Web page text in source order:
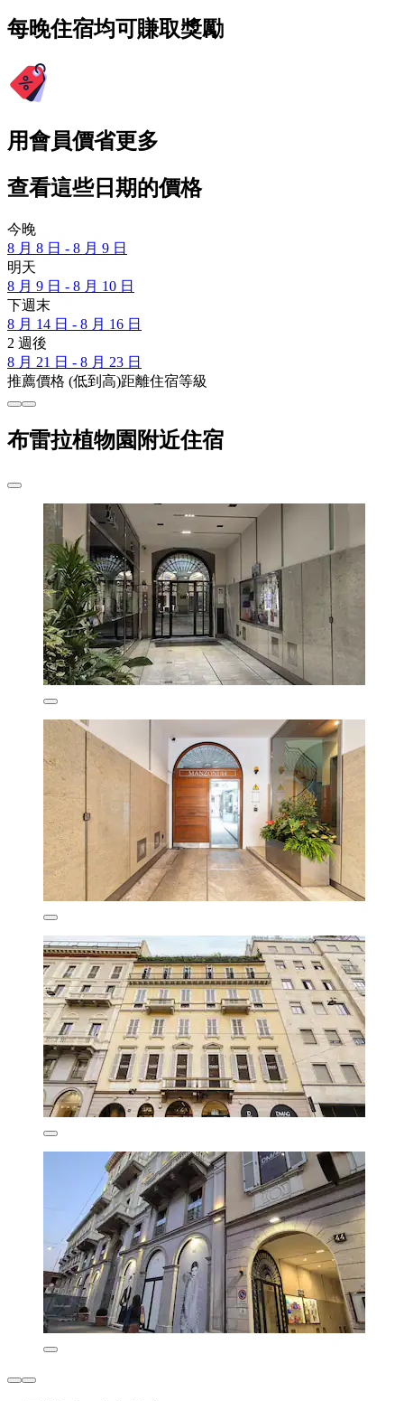
每晚住宿均可賺取獎勵
用會員價省更多
查看這些日期的價格
今晚
8 月 8 日 - 8 月 9 日
明天
8 月 9 日 - 8 月 10 日
下週末
8 月 14 日 - 8 月 16 日
2 週後
8 月 21 日 - 8 月 23 日
推薦價格 (低到高)距離住宿等級
布雷拉植物園附近住宿